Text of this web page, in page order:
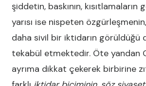
şiddetin, baskının, kısıtlamaların
yarısı ise nispeten
daha sivil bir iktidarın görüldüğü
tekabül etmektedir. Öte yandan
ayrıma dikkat çekerek birbirine